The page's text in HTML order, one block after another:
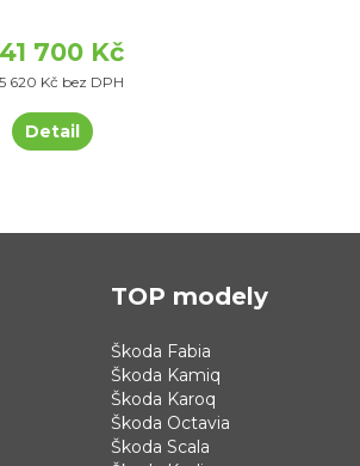
700 Kč
620 Kč bez DPH
Detail
TOP modely
Škoda Fabia
Škoda Kamiq
Škoda Karoq
Škoda Octavia
Škoda Scala